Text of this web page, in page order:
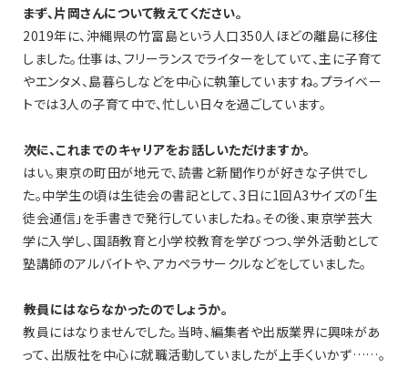
――まず、片岡さんについて教えてください。
2019年に、沖縄県の竹富島という人口350人ほどの離島に移住
しました。仕事は、フリーランスでライターをしていて、主に子育て
やエンタメ、島暮らしなどを中心に執筆していますね。プライベー
トでは3人の子育て中で、忙しい日々を過ごしています。
――次に、これまでのキャリアをお話しいただけますか。
はい。東京の町田が地元で、読書と新聞作りが好きな子供でし
た。中学生の頃は生徒会の書記として、3日に1回A3サイズの「生
徒会通信」を手書きで発行していましたね。その後、東京学芸大
学に入学し、国語教育と小学校教育を学びつつ、学外活動として
塾講師のアルバイトや、アカペラサークルなどをしていました。
――教員にはならなかったのでしょうか。
教員にはなりませんでした。当時、編集者や出版業界に興味があ
って、出版社を中心に就職活動していましたが上手くいかず……。